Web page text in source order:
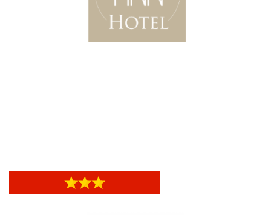
Hotel Nuovo Nord
Hotel Nuovo Nord